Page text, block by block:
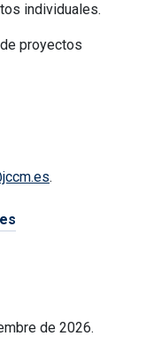
individuales.
proyectos
.
de 2026.